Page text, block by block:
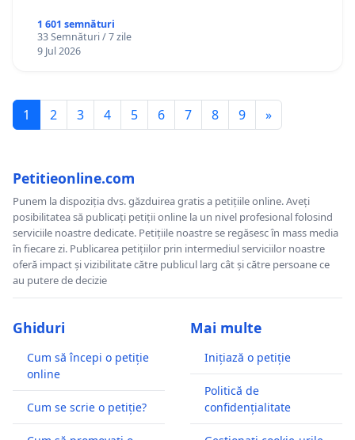
1 601 semnături
33 Semnături / 7 zile
9 Jul 2026
1 2 3 4 5 6 7 8 9 »
Petitieonline.com
Punem la dispoziția dvs. găzduirea gratis a petițiile online. Aveți
posibilitatea să publicați petiții online la un nivel profesional folosind
serviciile noastre dedicate. Petițiile noastre se regăsesc în mass media
în fiecare zi. Publicarea petițiilor prin intermediul serviciilor noastre
oferă impact și vizibilitate către publicul larg cât și către persoane ce
au putere de decizie
Ghiduri
Cum să începi o petiție
online
Cum se scrie o petiție?
Mai multe
Inițiază o petiție
Politică de
confidențialitate